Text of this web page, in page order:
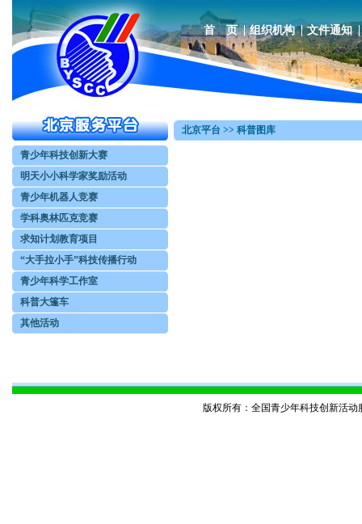
首 页 组织机构 文件通知
青少年科技创新大赛
明天小小科学家奖励活动
青少年机器人竞赛
学科奥林匹克竞赛
求知计划教育项目
“大手拉小手”科技传播行动
青少年科学工作室
科普大篷车
其他活动
北京平台 >> 科普图库
版权所有：全国青少年科技创新活